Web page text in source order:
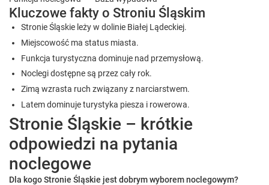
Kluczowe fakty o Stroniu Śląskim
Stronie Śląskie leży w dolinie Białej Lądeckiej.
Miejscowość ma status miasta.
Funkcja turystyczna dominuje nad przemysłową.
Noclegi dostępne są przez cały rok.
Zimą wzrasta ruch związany z narciarstwem.
Latem dominuje turystyka piesza i rowerowa.
Stronie Śląskie – krótkie
odpowiedzi na pytania
noclegowe
Dla kogo Stronie Śląskie jest dobrym wyborem noclegowym?